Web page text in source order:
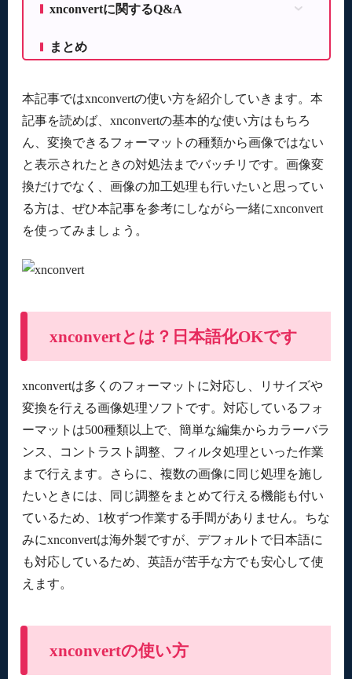
xnconvertの変換対象フォーマット
xnconvertを使う前の準備
xnconvertに関するQ&A
xnconvertに関する問い合わせ先は？
まとめ
本記事ではxnconvertの使い方を紹介していきます。本
記事を読めば、xnconvertの基本的な使い方はもちろ
ん、変換できるフォーマットの種類から画像ではない
と表示されたときの対処法までバッチリです。画像変
換だけでなく、画像の加工処理も行いたいと思ってい
る方は、ぜひ本記事を参考にしながら一緒にxnconvert
を使ってみましょう。
xnconvertとは？日本語化OKです
xnconvertは多くのフォーマットに対応し、リサイズや
変換を行える画像処理ソフトです。対応しているフォ
ーマットは500種類以上で、簡単な編集からカラーバラ
ンス、コントラスト調整、フィルタ処理といった作業
まで行えます。さらに、複数の画像に同じ処理を施し
たいときには、同じ調整をまとめて行える機能も付い
ているため、1枚ずつ作業する手間がありません。ちな
みにxnconvertは海外製ですが、デフォルトで日本語に
も対応しているため、英語が苦手な方でも安心して使
えます。
xnconvertの使い方